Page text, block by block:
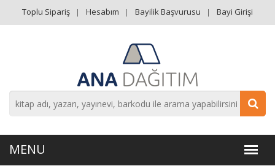
Toplu Sipariş Hesabım Bayilik Başvurusu Bayi Girişi